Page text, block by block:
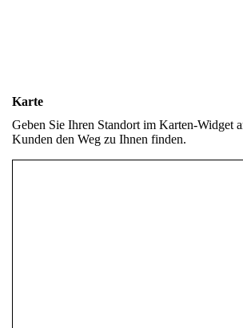
Karte
Geben Sie Ihren Standort im Karten-Widget
Kunden den Weg zu Ihnen finden.